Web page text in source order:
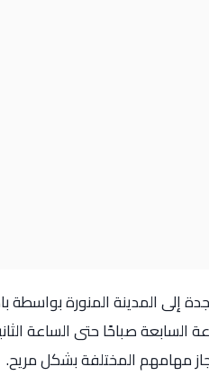
إلى المدينة المنورة
صباحًا حتى الساعة
مهامهم المختلفة بشكل مريح.